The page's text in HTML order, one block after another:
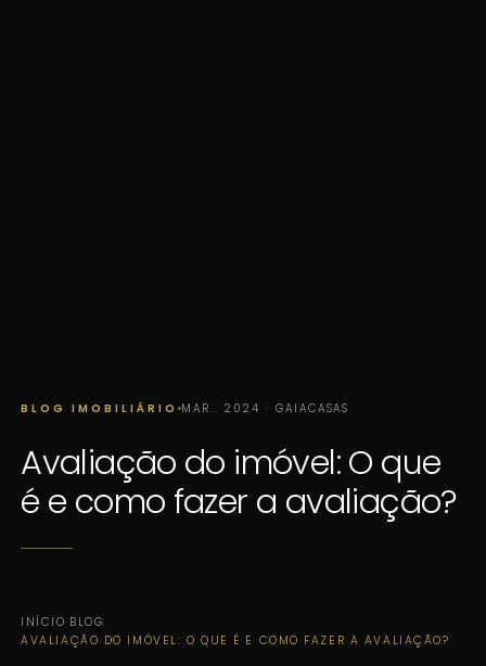
BLOG IMOBILIÁRIO MAR.. 2024 · GAIACASAS
Avaliação do imóvel: O que
é e como fazer a avaliação?
INÍCIO·BLOG·
AVALIAÇÃO DO IMÓVEL: O QUE É E COMO FAZER A AVALIAÇÃO?